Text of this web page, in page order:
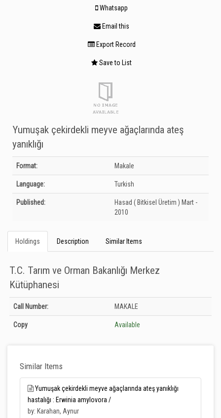
Whatsapp
Email this
Export Record
Save to List
Yumuşak çekirdekli meyve ağaçlarında ateş
yanıklığı
Bibliographic Details
Format: Makale
Language: Turkish
Published: Hasad ( Bitkisel Üretim ) Mart -
2010
Holdings Description Similar Items
T.C. Tarım ve Orman Bakanlığı Merkez
Kütüphanesi
Holdings details from T.C. Tarım ve Orman Bakanlığı Merkez Kütüphanesi:
Unknown
Call Number: MAKALE
Copy Available
Similar Items
Yumuşak çekirdekli meyve ağaçlarında ateş yanıklığı
hastalığı : Erwinia amylovora /
by: Karahan, Aynur